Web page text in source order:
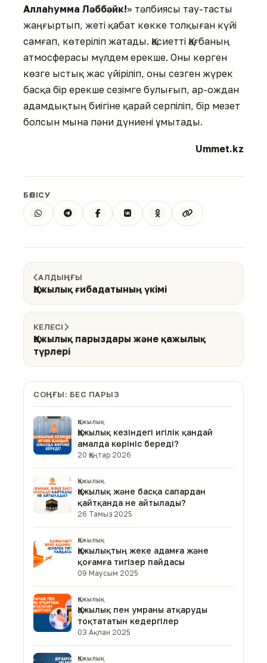
Аллаһумма Ләббәйк!» тәлбиясы тау-тасты
жаңғыртып, жеті қабат көкке толқыған күйі
самғап, көтеріліп жатады. Қасиетті Қағбаның
атмосферасы мүлдем ерекше. Оны көрген
көзге ыстық жас үйіріліп, оны сезген жүрек
басқа бір ерекше сезімге булығып, ар-ождан
адамдықтың биігіне қарай серпіліп, бір мезет
болсын мына пәни дүниені ұмытады.
Ummet.kz
БӨЛІСУ
АЛДЫҢҒЫ
Қажылық ғибадатының үкімі
КЕЛЕСІ
Қажылық парыздары және қажылық
түрлері
СОҢҒЫ: БЕС ПАРЫЗ
Қажылық
Қажылық кезіндегі игілік қандай
амалда көрініс береді?
20 Қаңтар 2026
Қажылық
Қажылық және басқа сапардан
қайтқанда не айтылады?
26 Тамыз 2025
Қажылық
Қажылықтың жеке адамға және
қоғамға тигізер пайдасы
09 Маусым 2025
Қажылық
Қажылық пен умраны атқаруды
тоқтататын кедергілер
03 Ақпан 2025
Қажылық